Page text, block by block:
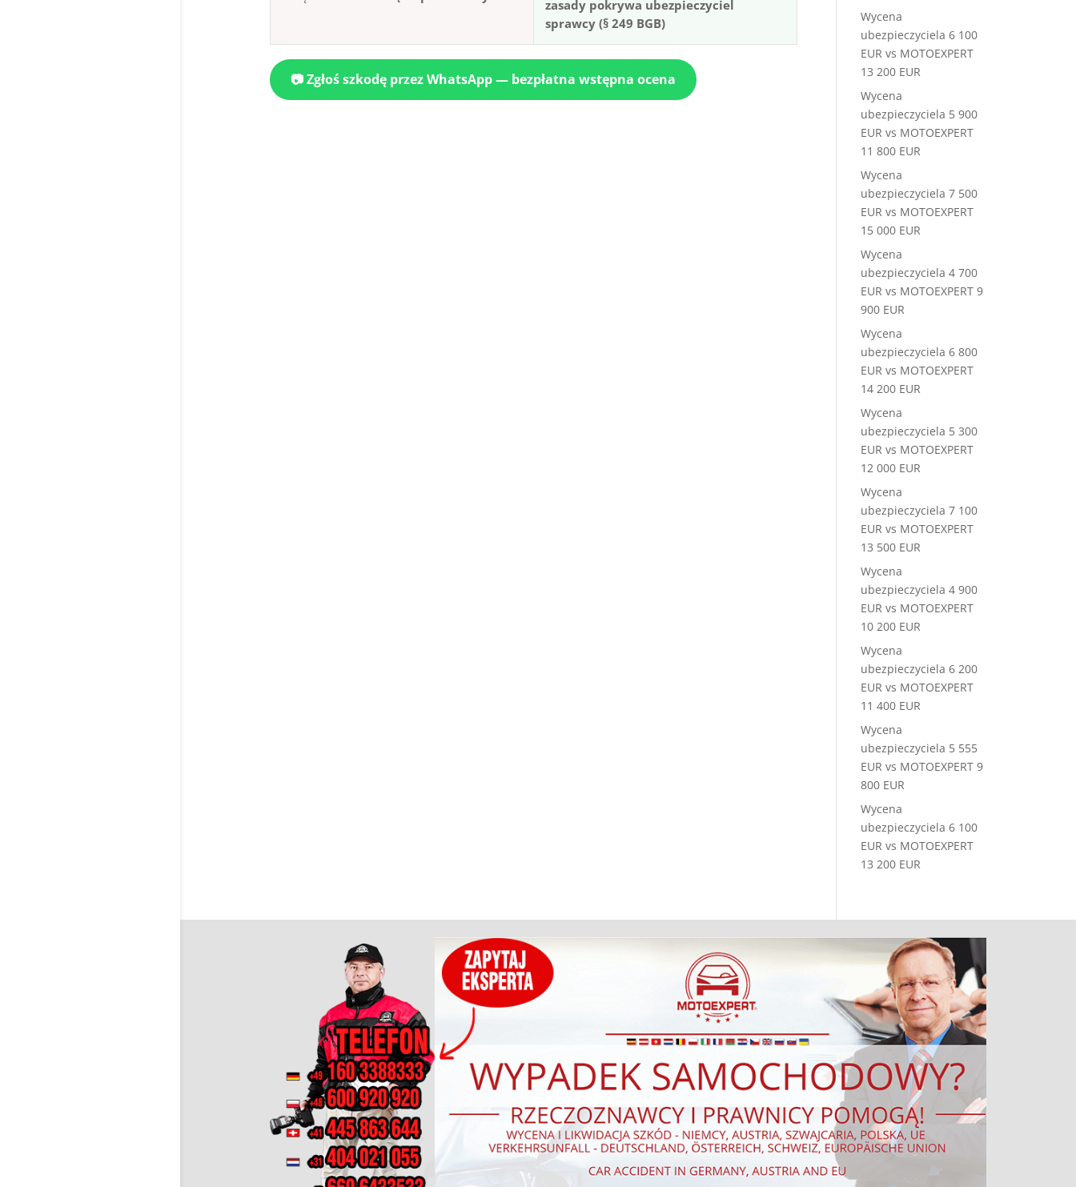
zasady pokrywa ubezpieczyciel
sprawcy (§ 249 BGB)
📷 Zgłoś szkodę przez WhatsApp — bezpłatna wstępna ocena
Wycena
ubezpieczyciela 6 100
EUR vs MOTOEXPERT
13 200 EUR
Wycena
ubezpieczyciela 5 900
EUR vs MOTOEXPERT
11 800 EUR
Wycena
ubezpieczyciela 7 500
EUR vs MOTOEXPERT
15 000 EUR
Wycena
ubezpieczyciela 4 700
EUR vs MOTOEXPERT 9
900 EUR
Wycena
ubezpieczyciela 6 800
EUR vs MOTOEXPERT
14 200 EUR
Wycena
ubezpieczyciela 5 300
EUR vs MOTOEXPERT
12 000 EUR
Wycena
ubezpieczyciela 7 100
EUR vs MOTOEXPERT
13 500 EUR
Wycena
ubezpieczyciela 4 900
EUR vs MOTOEXPERT
10 200 EUR
Wycena
ubezpieczyciela 6 200
EUR vs MOTOEXPERT
11 400 EUR
Wycena
ubezpieczyciela 5 555
EUR vs MOTOEXPERT 9
800 EUR
Wycena
ubezpieczyciela 6 100
EUR vs MOTOEXPERT
13 200 EUR